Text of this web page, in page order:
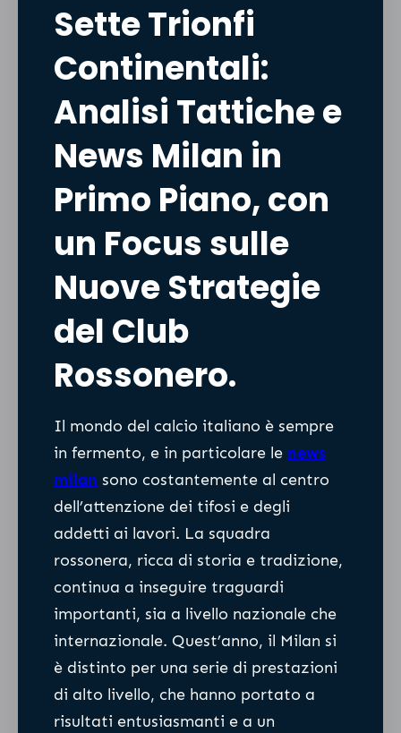
Sette Trionfi
Continentali:
Analisi Tattiche e
News Milan in
Primo Piano, con
un Focus sulle
Nuove Strategie
del Club
Rossonero.
Il mondo del calcio italiano è sempre
in fermento, e in particolare le news
milan sono costantemente al centro
dell’attenzione dei tifosi e degli
addetti ai lavori. La squadra
rossonera, ricca di storia e tradizione,
continua a inseguire traguardi
importanti, sia a livello nazionale che
internazionale. Quest’anno, il Milan si
è distinto per una serie di prestazioni
di alto livello, che hanno portato a
risultati entusiasmanti e a un